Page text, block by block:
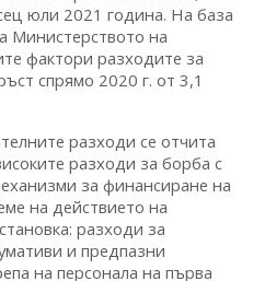
юли 2021 година. На база
Министерството на
фактори разходите за
спрямо 2020 г. от 3,1
разходи се отчита
разходи за борба с
за финансиране на
на действието на
разходи за
и предпазни
на персонала на първа